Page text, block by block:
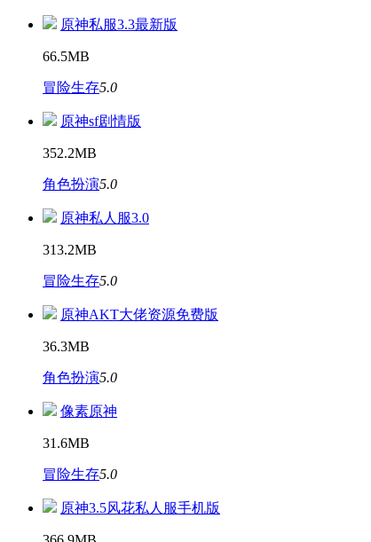
原神私服3.3最新版
66.5MB
冒险生存5.0
原神sf剧情版
352.2MB
角色扮演5.0
原神私人服3.0
313.2MB
冒险生存5.0
原神AKT大佬资源免费版
36.3MB
角色扮演5.0
像素原神
31.6MB
冒险生存5.0
原神3.5风花私人服手机版